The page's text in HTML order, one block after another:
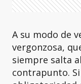
A su modo de
vergonzosa,
siempre salta
contrapunto.